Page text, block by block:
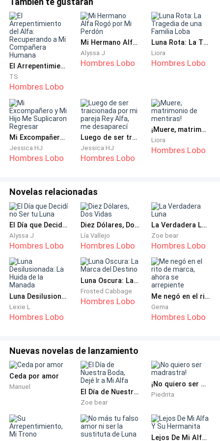
tiempo estuve así, pero, cada vez que me detenía, el
corazón me dolía tanto que deseaba morir.
Fue Damián quien me encontró. Se acercó
lentamente, intentando calmarme. Yo lo empujé con
desesperación, mis garras lo alcanzaron, y aun así no
me soltó.
—Mi compañera… ya está bien. Estoy aquí. No tengas
miedo, nadie te hará daño.
Sus palabras eran dulces, y las repitió una y otra vez,
hasta que dejé de resistirme.
morir por él.»
Pero fue él quien lo había dicho todo, con su propia
boca. Todo lo que viví, todo lo que perdí, fue obra
suya. Y lo peor… es que yo aún lo amaba.
—¿Por qué lloras así? —me preguntó acariciándome el
rostro—. ¿Volviste a pensar en el pasado? Ya pasó,
regresemos a casa, ¿sí?
Clavé mis garras en la palma para mantenerme lúcida.
embara-…
Sin embargo, no pude terminar. Damián me alzó entre
sus brazos y giró conmigo como si le hubiera dado el
mejor regalo del mundo.
—¡Sofía! ¡Amo a los niños! Si estás lista…
Pero igual… amé a Isabella por tantos años.Así que dejé a
dos guardias con ella y me fui.Salí disparado con el auto, las
ruedas chillan
El Arrepentimiento del Alfa: Recuperando a Mi Compañera Humana
TS
Hombres Lobo
Mi Hermano Alfa Rogó por Mi Perdón
Alyssa J
Hombres Lobo
Luna Rota: La Tragedia de una Familia Loba
Liora
Hombres Lobo
Mi Excompañero y Mi Hijo Me Suplicaron Regresar
Jessica HJ
Hombres Lobo
Luego de ser traicionada por mi pareja Rey Alfa, me desaparecí
Jessica HJ
Hombres Lobo
¡Muere, matrimonio de mentiras!
Liora
Hombres Lobo
Novelas relacionadas
El Día que Decidí no Ser tu Luna
Alyssa J
Hombres Lobo
Diez Dólares, Dos Vidas
Lía Vallejo
Hombres Lobo
La Verdadera Luna
Zoe bear
Hombres Lobo
Luna Desilusionada: La Huida de la Manada
Lexie L
Hombres Lobo
Luna Oscura: La Marca del Destino
Frosted Cabbage
Hombres Lobo Me negó en el rito de marca, ahora se arrepiente
Gema
Hombres Lobo
Nuevas novelas de lanzamiento
Ceda por amor
Manuel
El Día de Nuestra Boda, Dejé Ir a Mi Alfa
Zoe bear
¡No quiero ser madrastra!
Piedrita
Lejos De Mi Alfa Y Su Hermanita